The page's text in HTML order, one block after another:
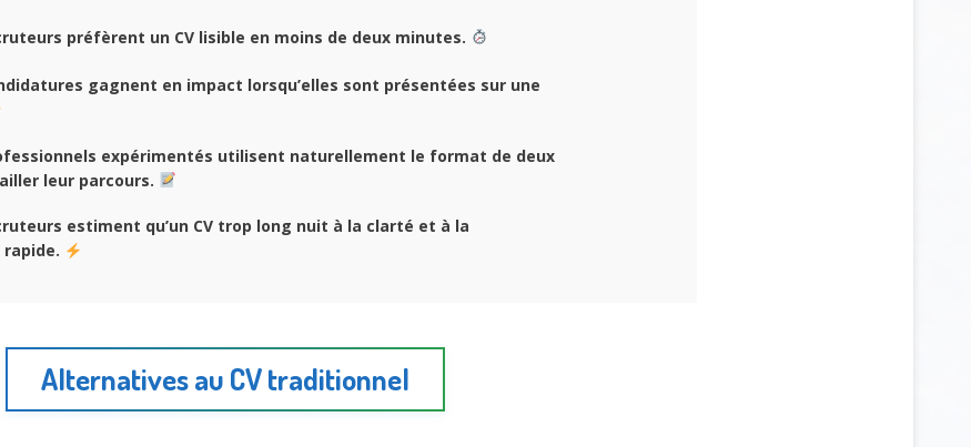
préfèrent un CV lisible en moins de deux minutes.
gagnent en impact lorsqu’elles sont présentées sur une
expérimentés utilisent naturellement le format de deux
leur parcours.
estiment qu’un CV trop long nuit à la clarté et à la
Alternatives au CV traditionnel